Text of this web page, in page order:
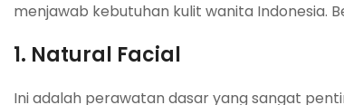
menjawab kebutuhan kulit wanita Indonesia.
1. Natural Facial
Ini adalah perawatan dasar yang sangat